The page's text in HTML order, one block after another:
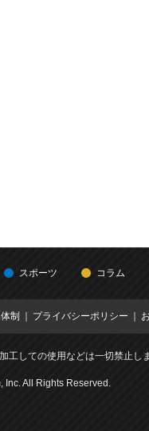
スポーツ コラム
制 プライバシーポリシー
工しての使用などは一切禁止し
Inc. All Rights Reserved.